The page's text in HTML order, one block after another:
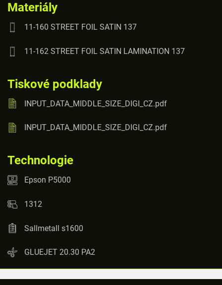
Materiály
11-160 STREET FOIL SATIN 137
11-162 STREET FOIL SATIN LAMINATION 137
Tiskové podklady
INPUT_DATA_MIDDLE_SIZE_DIGI_CZ.pdf
INPUT_DATA_MIDDLE_SIZE_DIGI_CZ.pdf
Technologie
Epson P5000
1312
Sallmetall s1600
GLUEJET 20.30 PA2